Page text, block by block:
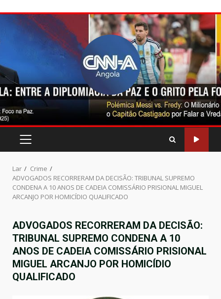
Pular
para
o
MENU
Lar
Crime
ADVOGADOS RECORRERAM DA DECISÃO: TRIBUNAL SUPREMO
CONDENA A 10 ANOS DE CADEIA COMISSÁRIO PRISIONAL MIGUEL
ARCANJO POR HOMICÍDIO QUALIFICADO
ADVOGADOS RECORRERAM DA DECISÃO:
TRIBUNAL SUPREMO CONDENA A 10
ANOS DE CADEIA COMISSÁRIO PRISIONAL
MIGUEL ARCANJO POR HOMICÍDIO
QUALIFICADO